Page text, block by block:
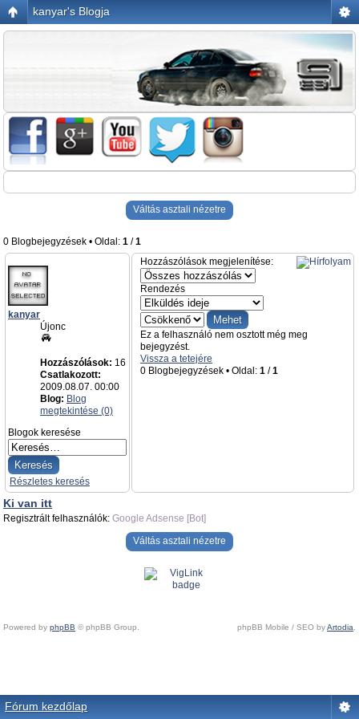
kanyar's Blogja
Váltás asztali nézetre
0 Blogbejegyzések • Oldal: 1 /1
kanyar
Újonc
Hozzászólások: 16
Csatlakozott:
2009.08.07. 00:00
Blog: Blog
megtekintése (0)
Blogok keresése
Részletes keresés
Hozzászólások megjelenítése:
Rendezés
Ez a felhasználó nem osztott még meg
bejegyzést.
Vissza a tetejére
0 Blogbejegyzések • Oldal: 1 /1
Ki van itt
Regisztrált felhasználók: Google Adsense [Bot]
Váltás asztali nézetre
Powered by phpBB © phpBB Group. phpBB Mobile / SEO byArtodia
Fórum kezdőlap